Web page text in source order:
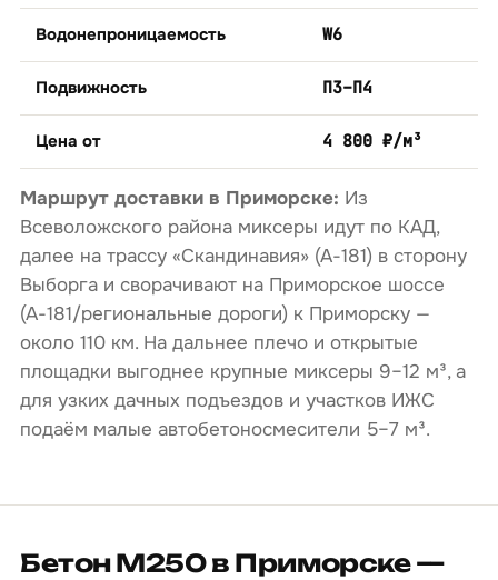
Водонепроницаемость W6
Подвижность П3–П4
Цена от 4 800 ₽/м³
Маршрут доставки в Приморске: Из
Всеволожского района миксеры идут по КАД,
далее на трассу «Скандинавия» (А-181) в сторону
Выборга и сворачивают на Приморское шоссе
(А-181/региональные дороги) к Приморску —
около 110 км. На дальнее плечо и открытые
площадки выгоднее крупные миксеры 9–12 м³, а
для узких дачных подъездов и участков ИЖС
подаём малые автобетоносмесители 5–7 м³.
Бетон М250 в Приморске —